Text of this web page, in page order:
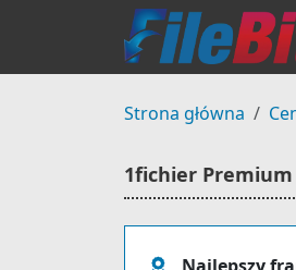
Strona główna
1fichier